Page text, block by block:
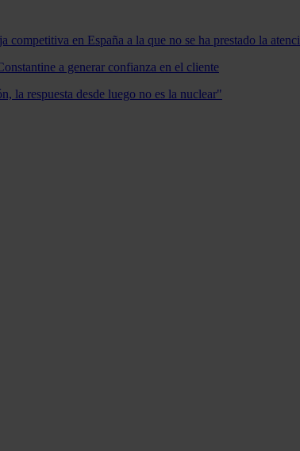
en España a la que no se ha prestado la
a generar confianza en el cliente
la respuesta desde luego no es la nuclear"